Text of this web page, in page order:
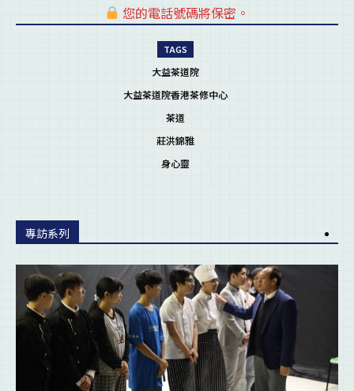
您的電話號碼將保密。
TAGS
大益茶道院
大益茶道院香港茶修中心
茶道
莊洪錦雅
身心靈
專訪系列